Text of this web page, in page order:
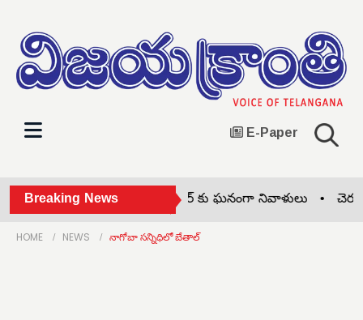
E-Paper
Breaking News
లో జయశంకర్ సార్ కు ఘనంగా నివాళులు •
HOME NEWS నాగోబా సన్నిధిలో బేతాల్